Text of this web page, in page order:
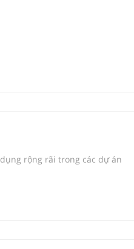
rộng rãi trong các dự án